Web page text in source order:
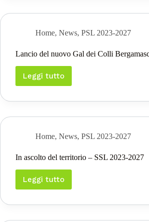
Sviluppo
2023-
2027
Home, News, PSL 2023-2027
Lancio del nuovo Gal dei Colli
Leggi tutto
Lancio
del
dei
Bergamaschi
Home, News, PSL 2023-2027
In ascolto del territorio – SSL 2023-2027
Leggi tutto
In
ascolto
–